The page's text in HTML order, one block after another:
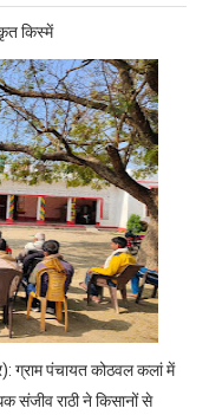
किस्में
ग्राम पंचायत कोठवल कलां में
संजीव राठी ने किसानों से